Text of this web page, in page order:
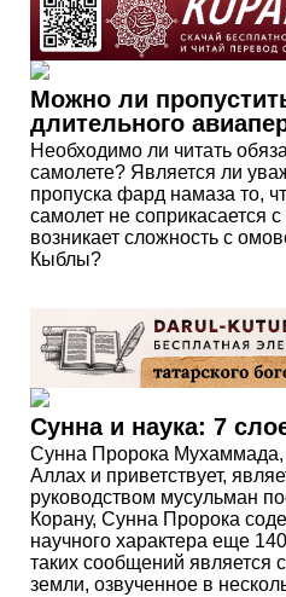
Можно ли
длительного
Необходимо ли читать
самолете? Является ли
пропуска фард намаза то,
самолет не соприкасается
возникает сложность с
Кыблы?
Сунна и наука: 7
Сунна Пророка Мухаммада,
Аллах и приветствует,
руководством мусульман
Корану, Сунна Пророка
научного характера еще
таких сообщений является
земли, озвученное в